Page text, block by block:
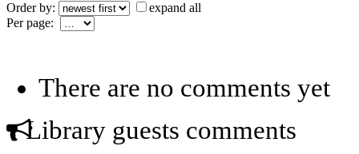
Order by:
expand all
Per page:
There are no comments yet
Library guests comments